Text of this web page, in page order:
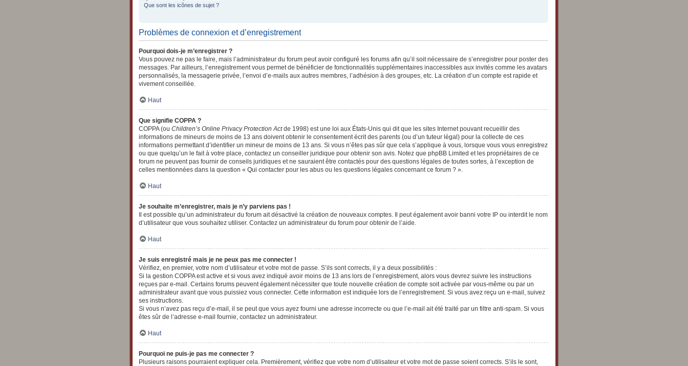
Que sont les icônes de sujet ?
Problèmes de connexion et d’enregistrement
Pourquoi dois-je m’enregistrer ?
Vous pouvez ne pas le faire, mais l’administrateur du forum peut avoir configuré les forums afin qu’il soit nécessaire de s’enregistrer pour poster des
messages. Par ailleurs, l’enregistrement vous permet de bénéficier de fonctionnalités supplémentaires inaccessibles aux invités comme les avatars
personnalisés, la messagerie privée, l’envoi d’e-mails aux autres membres, l’adhésion à des groupes, etc. La création d’un compte est rapide et
vivement conseillée.
Haut
Que signifie COPPA ?
COPPA (ou Children’s Online Privacy Protection Actde 1998) est une loi aux États-Unis qui dit que les sites Internet pouvant recueillir des
informations de mineurs de moins de 13 ans doivent obtenir le consentement écrit des parents (ou d’un tuteur légal) pour la collecte de ces
informations permettant d’identifier un mineur de moins de 13 ans. Si vous n’êtes pas sûr que cela s’applique à vous, lorsque vous vous enregistrez
ou que quelqu’un le fait à votre place, contactez un conseiller juridique pour obtenir son avis. Notez que phpBB Limited et les propriétaires de ce
forum ne peuvent pas fournir de conseils juridiques et ne sauraient être contactés pour des questions légales de toutes sortes, à l’exception de
celles mentionnées dans la question « Qui contacter pour les abus ou les questions légales concernant ce forum ? ».
Haut
Je souhaite m’enregistrer, mais je n’y parviens pas !
Il est possible qu’un administrateur du forum ait désactivé la création de nouveaux comptes. Il peut également avoir banni votre IP ou interdit le nom
d’utilisateur que vous souhaitez utiliser. Contactez un administrateur du forum pour obtenir de l’aide.
Haut
Je suis enregistré mais je ne peux pas me connecter !
Vérifiez, en premier, votre nom d’utilisateur et votre mot de passe. S’ils sont corrects, il y a deux possibilités :
Si la gestion COPPA est active et si vous avez indiqué avoir moins de 13 ans lors de l’enregistrement, alors vous devrez suivre les instructions
reçues par e-mail. Certains forums peuvent également nécessiter que toute nouvelle création de compte soit activée par vous-même ou par un
administrateur avant que vous puissiez vous connecter. Cette information est indiquée lors de l’enregistrement. Si vous avez reçu un e-mail, suivez
ses instructions.
Si vous n’avez pas reçu d’e-mail, il se peut que vous ayez fourni une adresse incorrecte ou que l’e-mail ait été traité par un filtre anti-spam. Si vous
êtes sûr de l’adresse e-mail fournie, contactez un administrateur.
Haut
Pourquoi ne puis-je pas me connecter ?
Plusieurs raisons pourraient expliquer cela. Premièrement, vérifiez que votre nom d’utilisateur et votre mot de passe soient corrects. S’ils le sont,